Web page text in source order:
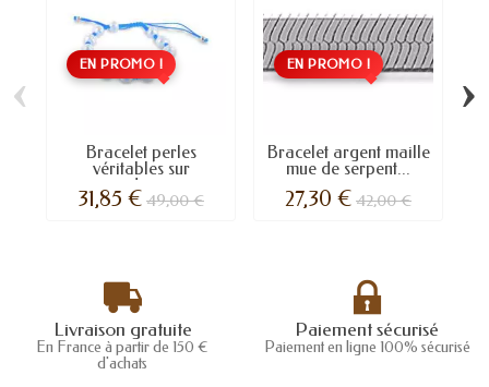
EN PROMO !
Bracelet perles
véritables sur
cordons...
31,85 € 49,00 €
EN PROMO !
Bracelet argent maille
mue de serpent...
27,30 € 42,00 €
‹ ›
Livraison gratuite
En France à partir de 150 €
d'achats
Paiement sécurisé
Paiement en ligne 100% sécurisé